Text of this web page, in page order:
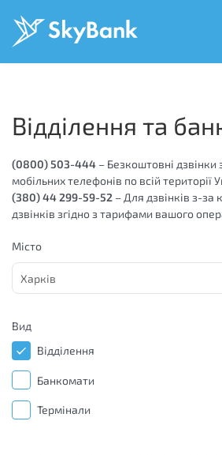
основному
Відділення та
(0800) 503-444 – Безкоштовні дзвінки
мобільних телефонів по всій території
(380) 44 299-59-52 – Для дзвінків з-за
дзвінків згідно з тарифами вашого
Місто
Вид
Відділення
Банкомати
Термінали